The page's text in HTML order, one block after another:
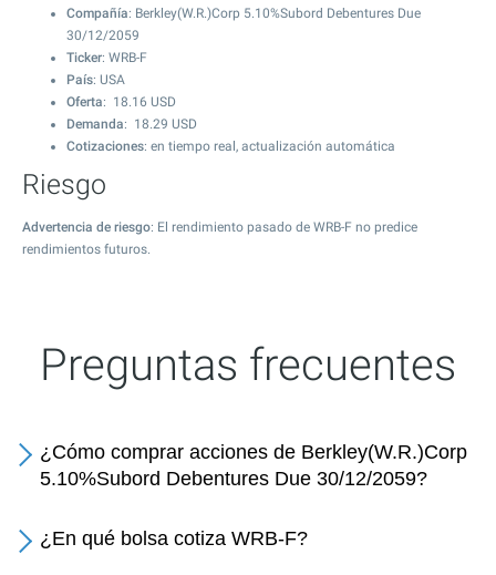
Compañía: Berkley(W.R.)Corp 5.10%Subord Debentures Due
30/12/2059
Ticker: WRB-F
País: USA
Oferta: 18.16 USD
Demanda: 18.29 USD
Cotizaciones: en tiempo real, actualización automática
Riesgo
Advertencia de riesgo: El rendimiento pasado de WRB-F no predice
rendimientos futuros.
Preguntas frecuentes
¿Cómo comprar acciones de Berkley(W.R.)Corp
5.10%Subord Debentures Due 30/12/2059?
¿En qué bolsa cotiza WRB-F?